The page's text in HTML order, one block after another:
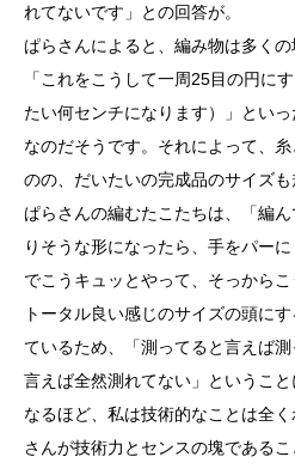
れてないです」との回答が。
ぱらさんによると、編み物は多くの
「これをこうして一周25目の円に
たい何センチになります）」とい
なのだそうです。それによって、
のの、だいたいの完成品のサイズ
ぱらさんの編むたこたちは、「編
りそうな形になったら、手をパー
でこうキュッとやって、そっから
トータル良い感じのサイズの頭に
ているため、「測ってると言えば
言えば全然測れてない」ということ
なるほど、私は技術的なことは全
さんが技術力とセンスの塊であるこ